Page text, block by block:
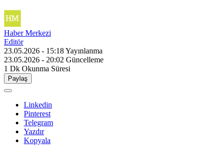
Haber Merkezi
Editör
23.05.2026 - 15:18Yayınlanma
23.05.2026 - 20:02 Güncelleme
1 Dk Okunma Süresi
Paylaş
Linkedin
Pinterest
Telegram
Yazdır
Kopyala